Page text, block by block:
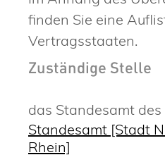
finden Sie eine
Vertragsstaaten.
Zuständige Stelle
das Standesamt
Standesamt [Stadt
Rhein]